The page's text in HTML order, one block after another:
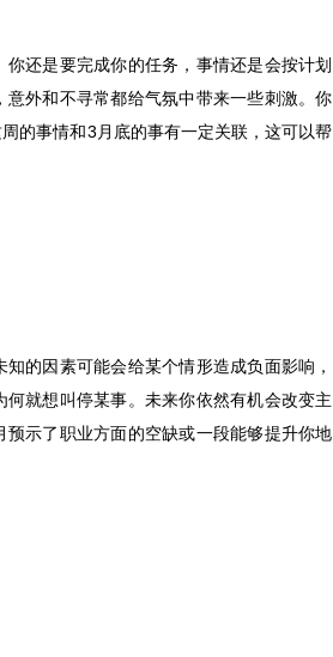
还是要完成你的任务，事情还是会按计划
外和不寻常都给气氛中带来一些刺激。你
的事情和3月底的事有一定关联，这可以帮
的因素可能会给某个情形造成负面影响，
就想叫停某事。未来你依然有机会改变主
示了职业方面的空缺或一段能够提升你地